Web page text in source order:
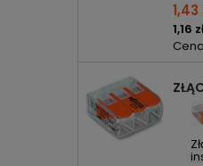
1,43
1,16